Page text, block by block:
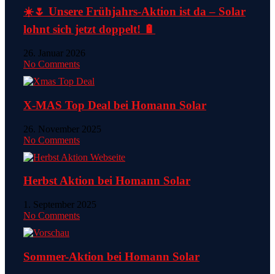
☀️🌷 Unsere Frühjahrs-Aktion ist da – Solar
lohnt sich jetzt doppelt! 🔋
26. Januar 2026
No Comments
X-MAS Top Deal bei Homann Solar
26. November 2025
No Comments
Herbst Aktion bei Homann Solar
1. September 2025
No Comments
Sommer-Aktion bei Homann Solar